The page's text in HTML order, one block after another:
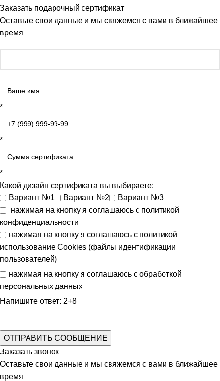
Заказать подарочный сертификат
Оставьте свои данные и мы свяжемся с вами в ближайшее
время
*
*
*
Какой дизайн сертификата вы выбираете:
Вариант №1
Вариант №2
Вариант №3
нажимая на кнопку я соглашаюсь с политикой
конфиденциальности
нажимая на кнопку я соглашаюсь с политикой
использование Cookies (файлы идентификации
пользователей)
нажимая на кнопку я соглашаюсь с обработкой
персональных данных
Напишите ответ: 2+8
Заказать звонок
Оставьте свои данные и мы свяжемся с вами в ближайшее
время